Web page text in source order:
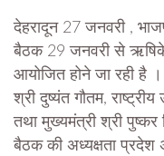
देहरादून 27 जनवरी ,
बैठक 29 जनवरी से
आयोजित होने जा रही है ।
श्री दुष्यंत गौतम, राष्ट्रीय
तथा मुख्यमंत्री श्री पुष्कर
बैठक की अध्यक्षता प्रदेश